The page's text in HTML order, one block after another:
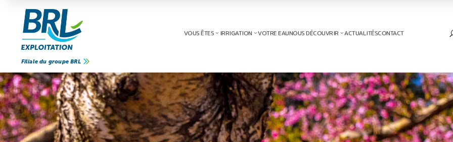
VOUS ÊTES IRRIGATION VOTRE EAUNOUS DÉCOUVRIR ACTUALITÉSCONTACT
Filiale du groupe BRL